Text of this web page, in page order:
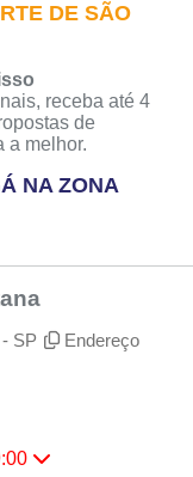
DE SÃO
receba até 4
de
a melhor.
NA ZONA
- SP
Endereço